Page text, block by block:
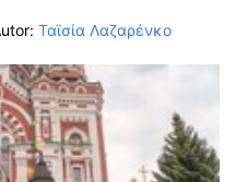
Ταϊσία Λαζαρένκο